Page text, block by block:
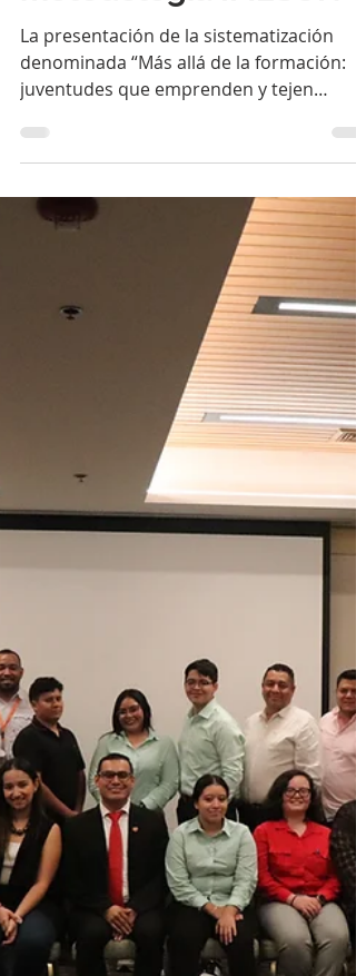
Socialización de
resultados de la
sistematización en
relación a la
metodología IMESUN
La presentación de la sistematización
denominada “Más allá de la formación:
juventudes que emprenden y tejen
cadenas de valor” analiza la...